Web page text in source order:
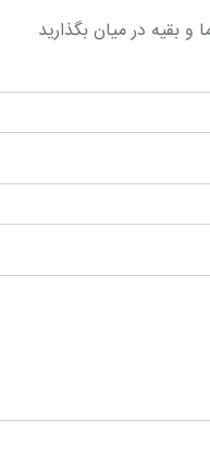
و بقیه در میان بگذارید